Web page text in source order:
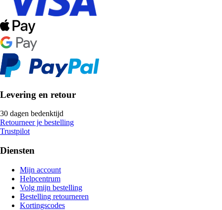
Levering en retour
30 dagen bedenktijd
Retourneer je bestelling
Trustpilot
Diensten
Mijn account
Helpcentrum
Volg mijn bestelling
Bestelling retourneren
Kortingscodes